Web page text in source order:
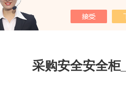
采购安全安全柜